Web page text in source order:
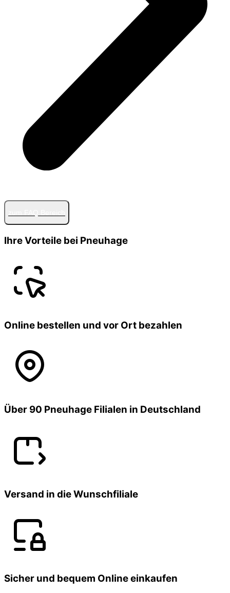
Ihre Vorteile bei Pneuhage
Online bestellen und vor Ort bezahlen
Über 90 Pneuhage Filialen in Deutschland
Versand in die Wunschfiliale
Sicher und bequem Online einkaufen